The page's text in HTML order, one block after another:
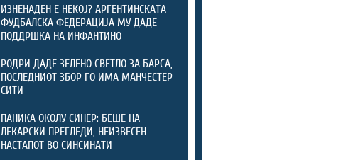
ИЗНЕНАДЕН Е НЕКОЈ? АРГЕНТИНСКАТА
ФУДБАЛСКА ФЕДЕРАЦИЈА МУ ДАДЕ
ПОДДРШКА НА ИНФАНТИНО
РОДРИ ДАДЕ ЗЕЛЕНО СВЕТЛО ЗА БАРСА,
ПОСЛЕДНИОТ ЗБОР ГО ИМА МАНЧЕСТЕР
СИТИ
ПАНИКА ОКОЛУ СИНЕР: БЕШЕ НА
ЛЕКАРСКИ ПРЕГЛЕДИ, НЕИЗВЕСЕН
НАСТАПОТ ВО СИНСИНАТИ